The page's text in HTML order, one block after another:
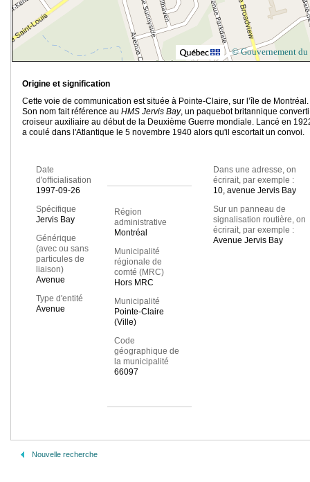
© Gouvernement du
Origine et signification
Cette voie de communication est située à Pointe-Claire, sur l’île de Montréal.
Son nom fait référence au HMS Jervis Bay, un paquebot britannique
croiseur auxiliaire au début de la Deuxième Guerre mondiale. Lancé en
a coulé dans l'Atlantique le 5 novembre 1940 alors qu'il escortait un convoi.
Date
d'officialisation
1997-09-26
Spécifique
Jervis Bay
Générique
(avec ou sans
particules de
liaison)
Avenue
Type d'entité
Avenue
Région
administrative
Montréal
Municipalité
régionale de
comté (MRC)
Hors MRC
Municipalité
Pointe-Claire
(Ville)
Code
géographique de
la municipalité
66097
Dans une adresse, on
écrirait, par exemple :
10, avenue Jervis Bay
Sur un panneau de
signalisation routière, on
écrirait, par exemple :
Avenue Jervis Bay
Nouvelle recherche